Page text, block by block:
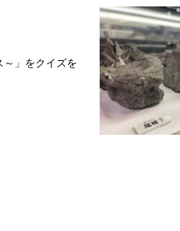
～」をクイズを